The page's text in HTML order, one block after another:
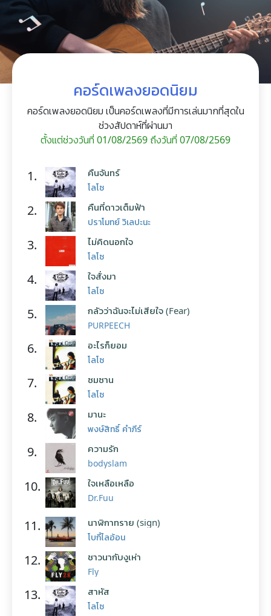
คอร์ดเพลงยอดนิยม
คอร์ดเพลงยอดนิยม เป็นคอร์ดเพลงที่มีการเล่นมากที่สุดใน
ช่วงสัปดาห์ที่ผ่านมา
ตั้งแต่ช่วงวันที่ 01/08/2569 ถึงวันที่ 07/08/2569
1. คืนจันทร์
โลโซ
2. คืนที่ดาวเต็มฟ้า
ปราโมทย์ วิเลปะนะ
3. ไม่คิดนอกใจ
โลโซ
4. ใจสั่งมา
โลโซ
5. กลัวว่าฉันจะไม่เสียใจ (Fear)
PURPEECH
6. อะไรก็ยอม
โลโซ
7. ซมซาน
โลโซ
8. มานะ
พงษ์สิทธิ์ คำภีร์
9. ความรัก
bodyslam
10. ใจเหลือเหลือ
Dr.Fuu
11. นาฬิกาทราย (sign)
โบกี้ไลอ้อน
12. ชาวนากับงูเห่า
Fly
13. สาหัส
โลโซ